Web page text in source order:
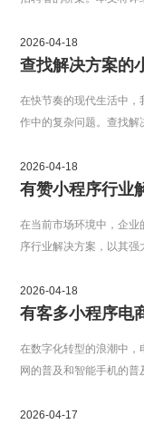
2026-04-18
查找解决方案的
在快节奏的现代生活中
作中的复杂问题。查找解
2026-04-18
有赞小程序行业
在当前市场环境中，企
序行业解决方案，以其强
2026-04-18
有客多小程序电
在数字化转型的浪潮中
网的普及和智能手机的
2026-04-17